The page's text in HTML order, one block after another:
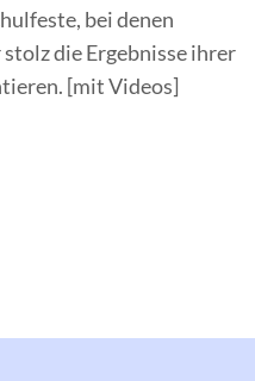
bei denen
die Ergebnisse ihrer
[mit Videos]